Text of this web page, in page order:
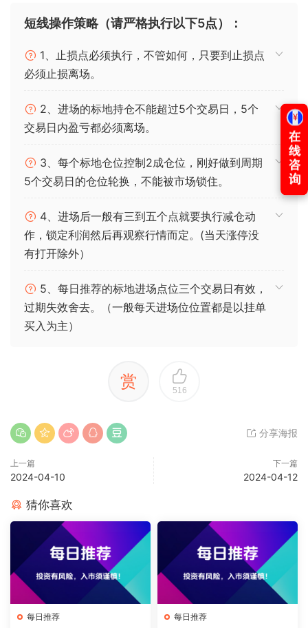
短线操作策略（请严格执行以下5点）：
1、止损点必须执行，不管如何，只要到止损点
必须止损离场。
2、进场的标地持仓不能超过5个交易日，5个
交易日内盈亏都必须离场。
3、每个标地仓位控制2成仓位，刚好做到周期
5个交易日的仓位轮换，不能被市场锁住。
4、进场后一般有三到五个点就要执行减仓动
作，锁定利润然后再观察行情而定。(当天涨停没
有打开除外）
5、每日推荐的标地进场点位三个交易日有效，
过期失效舍去。（一般每天进场位位置都是以挂单
买入为主）
赏 516
分享海报
上一篇
2024-04-10
下一篇
2024-04-12
猜你喜欢
每日推荐
每日推荐